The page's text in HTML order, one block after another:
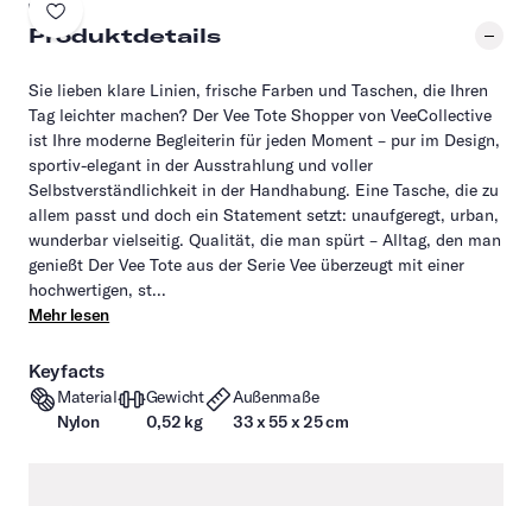
Produktdetails
Sie lieben klare Linien, frische Farben und Taschen, die Ihren
Tag leichter machen? Der Vee Tote Shopper von VeeCollective
ist Ihre moderne Begleiterin für jeden Moment – pur im Design,
sportiv-elegant in der Ausstrahlung und voller
Selbstverständlichkeit in der Handhabung. Eine Tasche, die zu
allem passt und doch ein Statement setzt: unaufgeregt, urban,
wunderbar vielseitig. Qualität, die man spürt – Alltag, den man
genießt Der Vee Tote aus der Serie Vee überzeugt mit einer
hochwertigen, st...
Mehr lesen
Keyfacts
Material
Nylon
Gewicht
0,52 kg
Außenmaße
33 x 55 x 25 cm